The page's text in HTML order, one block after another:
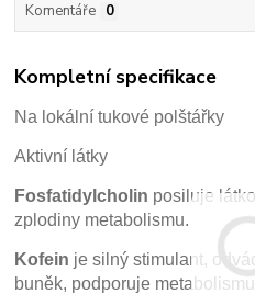
Komentáře 0
Kompletní specifikace
Na lokální tukové polštářky
Aktivní látky
Fosfatidylcholin posiluje
zplodiny metabolismu.
Kofein je silný stimulant,
buněk, podporuje